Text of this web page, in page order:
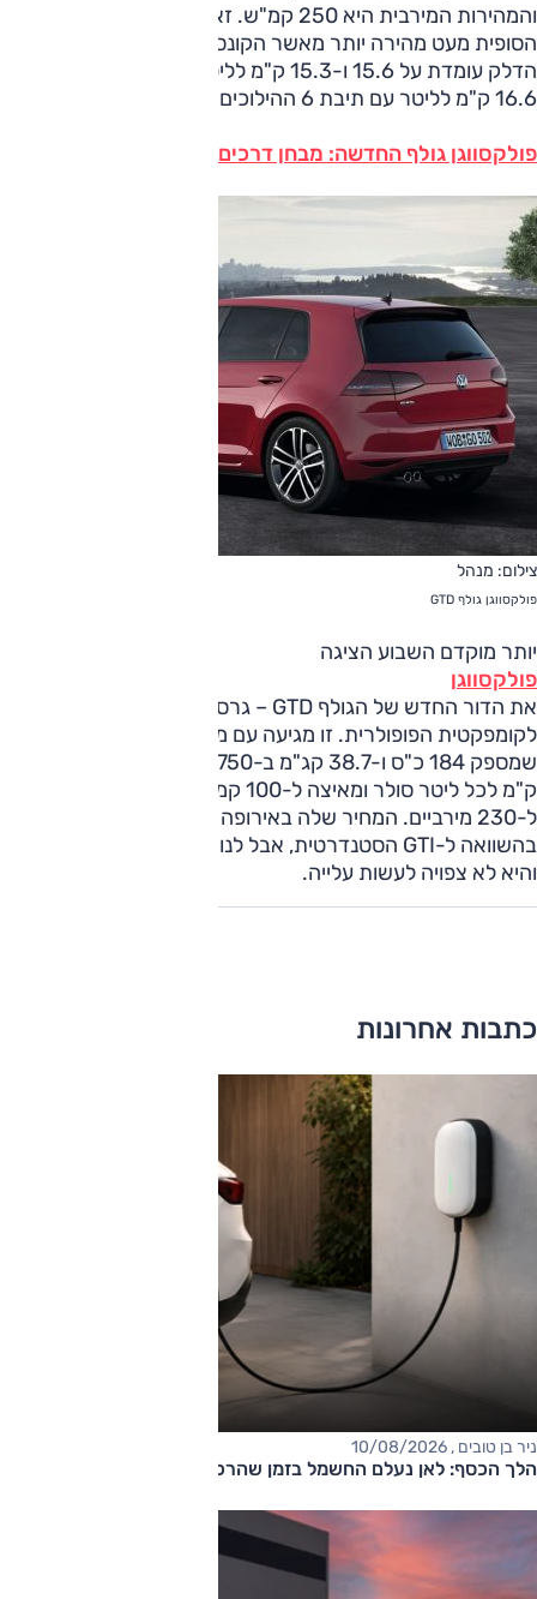
והמהירות המירבית היא 250 קמ"ש. זאת אומרת שגרסת הייצור
הסופית מעט מהירה יותר מאשר הקונספט שהוצג בפריז. צריכת
16.6 ק"מ לליטר עם תיבת 6 ההילוכים שתגיע כסטנדרט.
פולקסווגן גולף החדשה: מבחן דרכים (השקה מקומית)
צילום: מנהל
פולקסווגן גולף GTD
יותר מוקדם השבוע הציגה
פולקסווגן
את הדור החדש של הגולף GTD – גרסת דיזל ספורטיבית
בהשוואה ל-GTI הסטנדרטית, אבל לנו זה לא ממש משנה מאחר
והיא לא צפויה לעשות עלייה.
כתבות אחרונות
ניר בן טובים , 10/08/2026
הלך הכסף: לאן נעלם החשמל בזמן שהרכב מחובר לשקע?